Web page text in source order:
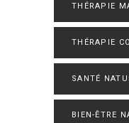
THÉRAPIE
THÉRAPIE
SANTÉ
BIEN-ÊTRE